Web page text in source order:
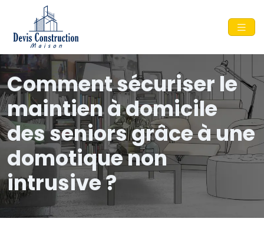
Comment sécuriser le
maintien à domicile
des seniors grâce à une
domotique non
intrusive ?